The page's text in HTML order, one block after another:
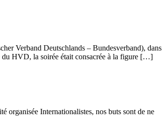
Verband Deutschlands – Bundesverband), dans
du HVD, la soirée était consacrée à la figure […]
organisée Internationalistes, nos buts sont de ne